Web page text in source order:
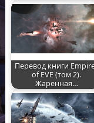
Перевод книги
of EVE (том 2).
Жаренная…